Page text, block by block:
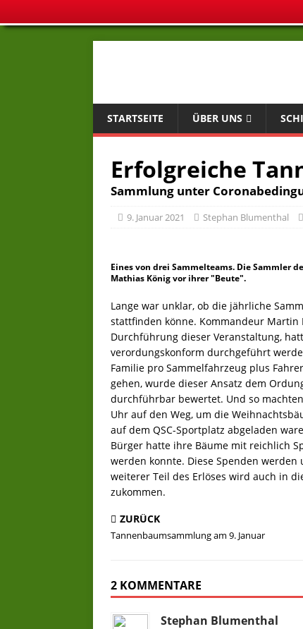
STARTSEITE ÜBER UNS
Erfolgreiche
Sammlung unter
9. Januar 2021 Stephan Blumenthal
Eines von drei Sammelteams. Die Sammler
Mathias König vor ihrer "Beute".
Lange war unklar, ob die jährliche
stattfinden könne. Kommandeur
Durchführung dieser Veranstaltung,
verordungskonform durchgeführt
Familie pro Sammelfahrzeug plus
gehen, wurde dieser Ansatz dem
durchführbar bewertet. Und so
Uhr auf den Weg, um die
auf dem QSC-Sportplatz abgeladen
Bürger hatte ihre Bäume mit reichlich
werden konnte. Diese Spenden
weiterer Teil des Erlöses wird auch in
zukommen.
ZURÜCK
Tannenbaumsammlung am 9. Januar
2 KOMMENTARE
Stephan Blumenthal